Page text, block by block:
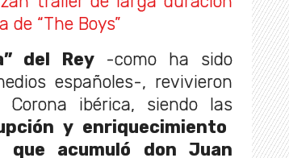
“The Boys”
del Rey-como ha sido
españoles-, revivieron
ibérica, siendo las
y enriquecimiento
que acumuló don Juan